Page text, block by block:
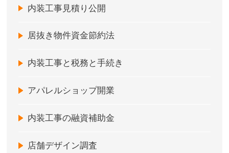
内装工事見積り公開
居抜き物件資金節約法
内装工事と税務と手続き
アパレルショップ開業
内装工事の融資補助金
店舗デザイン調査